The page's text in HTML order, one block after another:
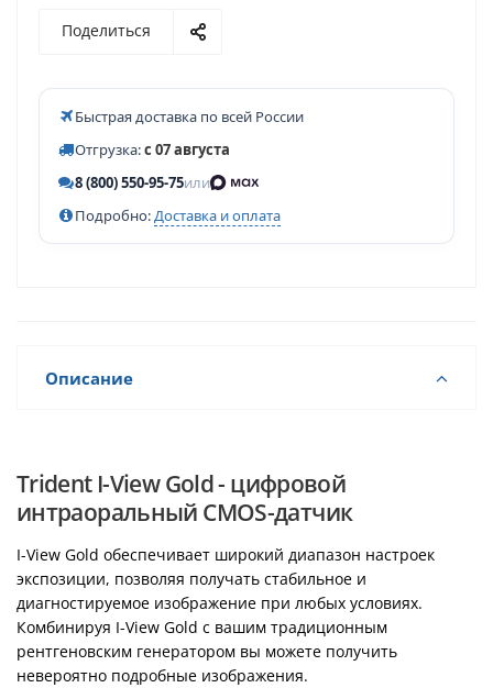
Поделиться
Быстрая доставка по всей России
Отгрузка:с 07 августа
8 (800) 550-95-75или
Подробно:Доставка и оплата
Описание
Trident I-View Gold - цифровой
интраоральный CMOS-датчик
I-View Gold обеспечивает широкий диапазон настроек
экспозиции, позволяя получать стабильное и
диагностируемое изображение при любых условиях.
Комбинируя I-View Gold с вашим традиционным
рентгеновским генератором вы можете получить
невероятно подробные изображения.